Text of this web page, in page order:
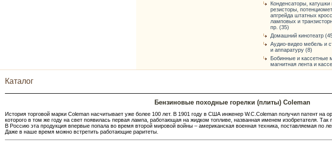
Конденсаторы, катушки
резисторы,
апгрейда штатных
ламповых и
пр. (35)
Домашний кинотеатр
Аудио-видео мебель и
и аппаратуру (8)
Бобинные и кассетные
магнитная лента и
Каталог
Бензиновые походные горелки (плиты) Coleman
История торговой марки Coleman насчитывает уже более 100 лет. В 1901 году в США инженер W.C.Coleman получил патент на
которого в том же году на свет появилась первая лампа, работающая на жидком топливе, названная именем изобретателя. Так
В Россию эта продукция впервые попала во время второй мировой войны – американская военная техника, поставляемая по
Даже в наше время можно встретить работающие раритеты.